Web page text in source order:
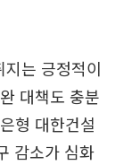
는 긍정적이
대책도 충분
형 대한건설
감소가 심화